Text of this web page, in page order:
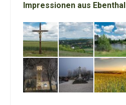
Impressionen aus Ebenthal